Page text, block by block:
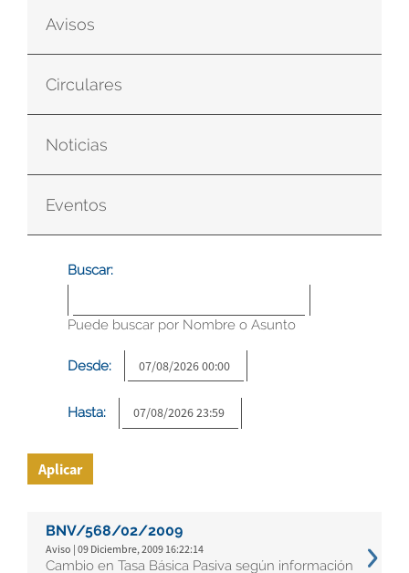
Avisos
Circulares
Noticias
Eventos
Buscar:
Puede buscar por Nombre o Asunto
Desde:
Hasta:
Aplicar
BNV/568/02/2009
Aviso | 09 Diciembre, 2009 16:22:14
Cambio en Tasa Básica Pasiva según información